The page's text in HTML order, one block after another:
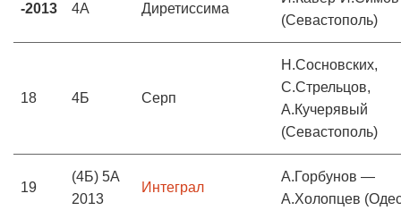
-2013 4А Диретиссима
(Севастополь)
18 4Б Серп
Н.Сосновских,
С.Стрельцов,
А.Кучерявый
(Севастополь)
19
(4Б) 5А
2013
Интеграл
А.Горбунов —
А.Холопцев